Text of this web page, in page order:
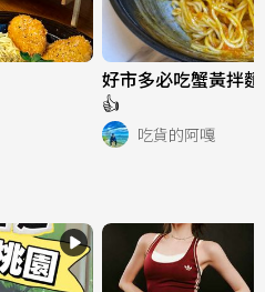
好市多必吃蟹黃拌
👍
吃貨的阿嘎